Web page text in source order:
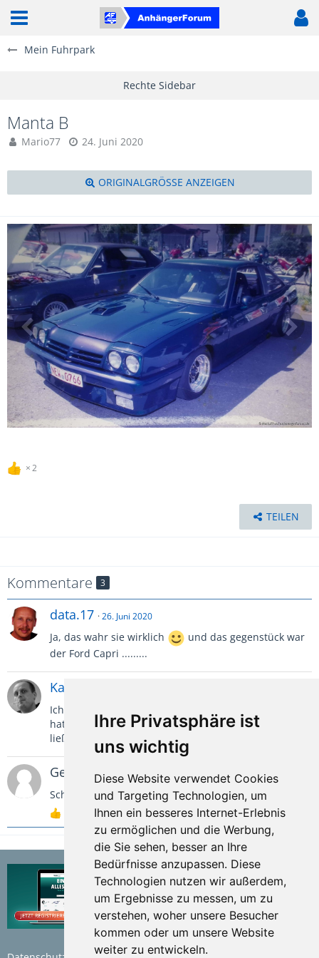
Ihre Privatsphäre ist
uns wichtig
Diese Website verwendet Cookies
und Targeting Technologien, um
Ihnen ein besseres Internet-Erlebnis
zu ermöglichen und die Werbung,
die Sie sehen, besser an Ihre
Bedürfnisse anzupassen. Diese
Technologien nutzen wir außerdem,
um Ergebnisse zu messen, um zu
verstehen, woher unsere Besucher
kommen oder um unsere Website
weiter zu entwickeln.
Mein Fuhrpark
Manta B
Mario77 24. Juni 2020
ORIGINALGRÖSSE ANZEIGEN
2
TEILEN
Kommentare 3
data.17 26. Juni 2020
Ja, das wahr sie wirklich
und das gegenstück war
der Ford Capri .........
Kafuzke
Ich hatte 2 "Manta light" (Ascona B) und mein Bruder
hat noch einen Manta, den er zum Cabrio umbauen
ließ.
Gelöschter Nutzer 24. Juni 2020
Schöne Zeit damals....